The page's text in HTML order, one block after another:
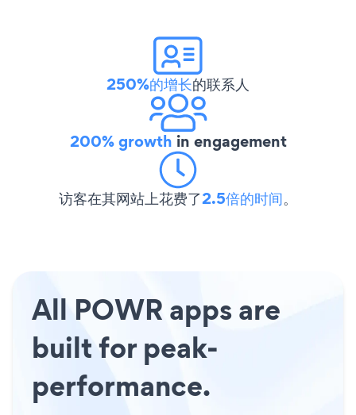
250%的增长的联系人
200% growth in engagement
访客在其网站上花费了2.5倍的时间。
All POWR apps are
built for peak-
performance.